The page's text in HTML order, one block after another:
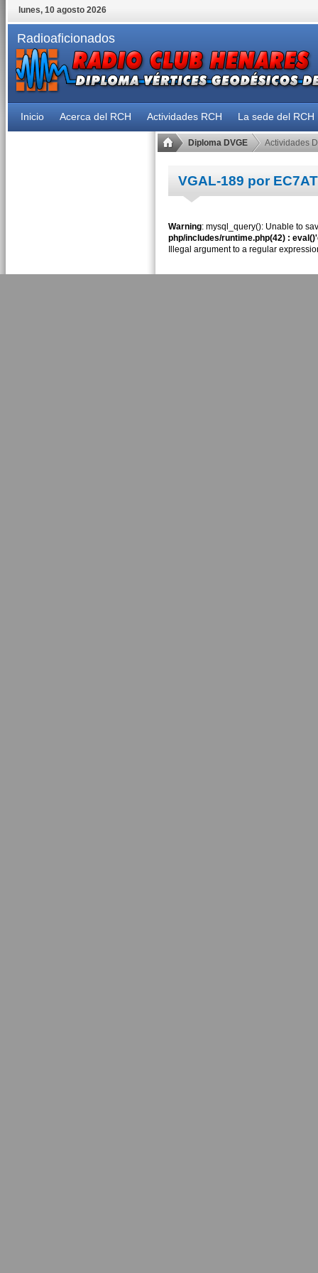
lunes, 10 agosto 2026
Radioaficionados
Inicio Acerca del RCH Actividades RCH La sede del RCH
Diploma DVGE Actividades
VGAL-189 por EC7AT
Warning: mysql_query(): Unable to
php/includes/runtime.php(42) :
Illegal argument to a regular